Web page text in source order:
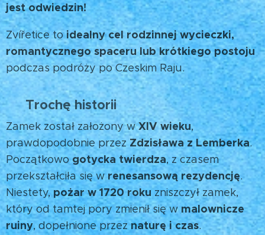
jest odwiedzin! 🌄
Zvířetice toidealny cel rodzinnej wycieczki,
romantycznego spaceru lub krótkiego postoju
podczas podróży po Czeskim Raju.
🪄Trochę historii
Zamek został założony wXIV wieku,
prawdopodobnie przez Zdzisława z Lemberka.
Początkowogotycka twierdza, z czasem
przekształciła się w renesansową rezydencję.
Niestety, pożar w 1720 roku zniszczył zamek,
który od tamtej pory zmienił się w malownicze
ruiny, dopełnione przeznaturę i czas.